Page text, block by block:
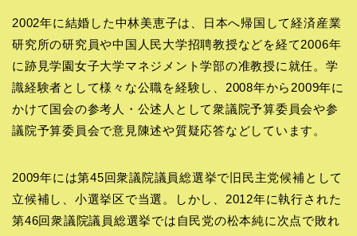
2002年に結婚した中林美恵子は、日本へ帰国して経済産業
研究所の研究員や中国人民大学招聘教授などを経て2006年
に跡見学園女子大学マネジメント学部の准教授に就任。学
識経験者として様々な公職を経験し、2008年から2009年に
かけて国会の参考人・公述人として衆議院予算委員会や参
議院予算委員会で意見陳述や質疑応答などしています。
2009年には第45回衆議院議員総選挙で旧民主党候補として
立候補し、小選挙区で当選。しかし、2012年に執行された
第46回衆議院議員総選挙では自民党の松本純に次点で敗れ